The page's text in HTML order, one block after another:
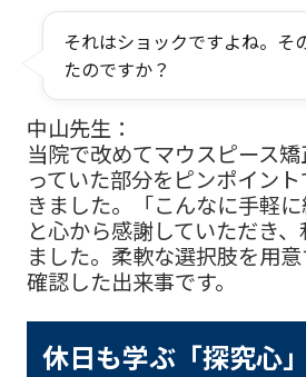
それはショックですよね。そ
たのですか？
中山先生：
当院で改めてマウスピース
っていた部分をピンポイン
きました。「こんなに手軽
と心から感謝していただき
ました。柔軟な選択肢を用
確認した出来事です。
休日も学ぶ「探究心」